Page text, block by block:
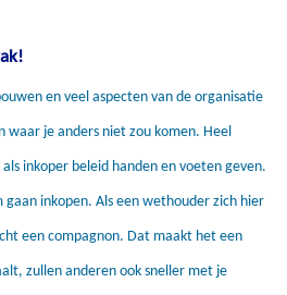
en veel aspecten van de organisatie
waar je anders niet zou komen. Heel
inkoper beleid handen en voeten geven.
gaan inkopen. Als een wethouder zich hier
een compagnon. Dat maakt het een
zullen anderen ook sneller met je